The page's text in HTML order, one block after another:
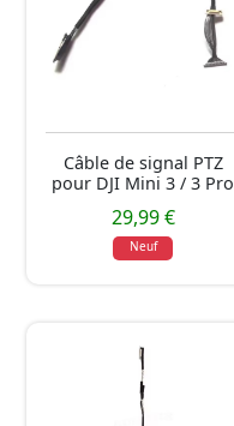
Câble de signal PTZ
pour DJI Mini 3 / 3 Pro
29,99 €
Neuf